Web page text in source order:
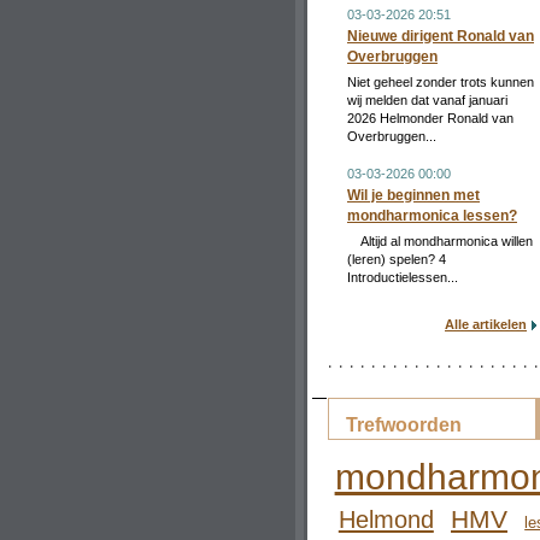
03-03-2026 20:51
Nieuwe dirigent Ronald van
Overbruggen
Niet geheel zonder trots kunnen
wij melden dat vanaf januari
2026 Helmonder Ronald van
Overbruggen...
03-03-2026 00:00
Wil je beginnen met
mondharmonica lessen?
Altijd al mondharmonica willen
(leren) spelen? 4
Introductielessen...
Alle artikelen
Trefwoorden
Helmond HMV